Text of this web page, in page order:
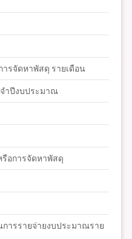
รจัดหาพัสดุ รายเดือน
ำปีงบประมาณ
อการจัดหาพัสดุ
ารรายจ่ายงบประมาณราย